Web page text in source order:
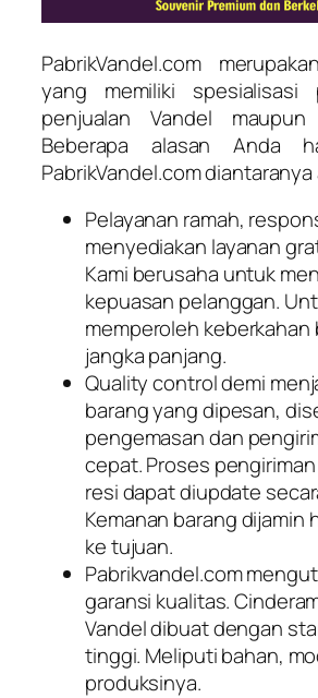
PabrikVandel.com
yang memiliki spesialisasi
penjualan Vandel maupun
Beberapa alasan Anda
PabrikVandel.com diantaranya
Pelayanan ramah,
menyediakan layanan
Kami berusaha untuk
kepuasan pelanggan.
memperoleh keberkahan
jangka panjang.
Quality control demi
barang yang dipesan,
pengemasan dan
cepat. Proses
resi dapat diupdate
Kemanan barang dijamin
ke tujuan.
Pabrikvandel.com
garansi kualitas.
Vandel dibuat dengan
tinggi. Meliputi bahan,
produksinya.